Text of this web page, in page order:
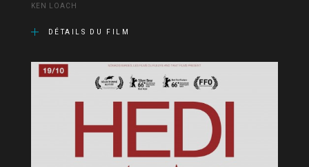
KEN LOACH
DÉTAILS DU FILM